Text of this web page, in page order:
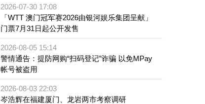
2026-07-30 17:08
「WTT 澳门冠军赛2026由银河娱乐集团呈献」
门票7月31日起公开发售
2026-08-05 15:14
警情通告：提防网购“扫码登记”诈骗 以免MPay
帐号被盗用
2026-08-03 22:03
岑浩辉在福建厦门、龙岩两市考察调研